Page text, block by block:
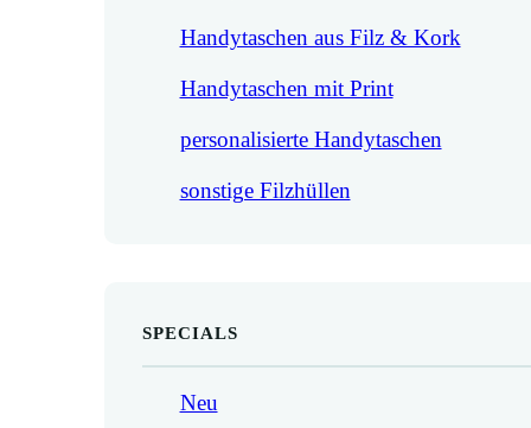
Handytaschen aus Filz & Kork
Handytaschen mit Print
personalisierte Handytaschen
sonstige Filzhüllen
SPECIALS
Neu